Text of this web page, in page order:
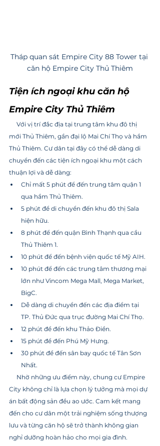
Tháp quan sát Empire City 88 Tower tại
căn hộ Empire City Thủ Thiêm
Tiện ích ngoại khu căn hộ
Empire City Thủ Thiêm
mới Thủ Thiêm, gần đại lộ Mai Chí Thọ và hầm
Thủ Thiêm. Cư dân tại đây có thể dễ dàng di
chuyển đến các tiện ích ngoại khu một cách
thuận lợi và dễ dàng:
Chỉ mất 5 phút để đến trung tâm quận 1
qua hầm Thủ Thiêm.
5 phút để di chuyển đến khu đô thị Sala
hiện hữu.
8 phút để đến quận Bình Thạnh qua cầu
Thủ Thiêm 1.
10 phút để đến bệnh viện quốc tế Mỹ AIH.
10 phút để đến các trung tâm thương mại
lớn như Vincom Mega Mall, Mega Market,
BigC.
Dễ dàng di chuyển đến các địa điểm tại
TP. Thủ Đức qua trục đường Mai Chí Thọ.
12 phút để đến khu Thảo Điền.
15 phút để đến Phú Mỹ Hưng.
30 phút để đến sân bay quốc tế Tân Sơn
Nhất.
City không chỉ là lựa chọn lý tưởng mà mọi dự
án bất động sản đều ao ước. Cam kết mang
đến cho cư dân một trải nghiệm sống thượng
lưu và từng căn hộ sẽ trở thành không gian
nghỉ dưỡng hoàn hảo cho mọi gia đình.